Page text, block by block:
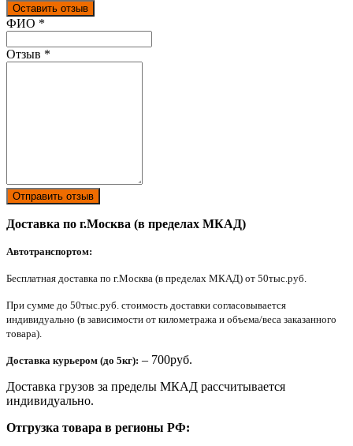
Оставить отзыв
Ваш отзыв был отправлен!
ФИО *
Отзыв *
Отправить отзыв
Доставка по г.Москва (в пределах МКАД)
Автотранспортом:
Бесплатная доставка по г.Москва (в пределах МКАД) от 50тыс.руб.
При сумме до 50тыс.руб. стоимость доставки согласовывается
индивидуально (в зависимости от километража и объема/веса заказанного
товара).
Доставка курьером (до 5кг): – 700руб.
Доставка грузов за пределы МКАД рассчитывается
индивидуально.
Отгрузка товара в регионы РФ: